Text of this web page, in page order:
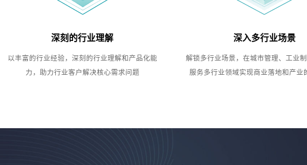
深刻的行业理解
以丰富的行业经验，深刻的行业理解和产品化能
力，助力行业客户解决核心需求问题
深入多行业场景
解锁多行业场景，在城市管理、工业
服务多行业领域实现商业落地和产业